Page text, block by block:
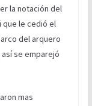
la notación del
que le cedió el
del arquero
se emparejó
mas